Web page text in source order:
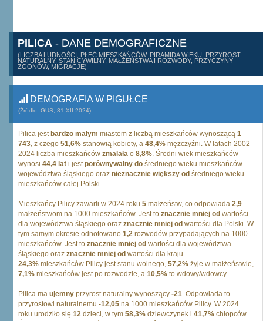
PILICA - DANE DEMOGRAFICZNE
(LICZBA LUDNOŚCI, PŁEĆ MIESZKAŃCÓW, PIRAMIDA WIEKU, PRZYROST
NATURALNY, STAN CYWILNY, MAŁŻEŃSTWA I ROZWODY, PRZYCZYNY
ZGONÓW, MIGRACJE)
DEMOGRAFIA W PIGUŁCE
(Źródło: GUS, 31.XII.2024)
Pilica jest bardzo małym miastem z liczbą mieszkańców wynoszącą 1
743, z czego 51,6% stanowią kobiety, a 48,4% mężczyźni. W latach 2002-
2024 liczba mieszkańców zmalała o 8,8%. Średni wiek mieszkańców
wynosi 44,4 lat i jestporównywalny do średniego wieku mieszkańców
województwa śląskiego oraz nieznacznie większy od średniego wieku
mieszkańców całej Polski.
Mieszkańcy Pilicy zawarli w 2024 roku 5 małżeństw, co odpowiada 2,9
małżeństwom na 1000 mieszkańców. Jest to znacznie mniej od wartości
dla województwa śląskiego oraz znacznie mniej od wartości dla Polski. W
tym samym okresie odnotowano 1,2 rozwodów przypadających na 1000
mieszkańców. Jest to znacznie mniej od wartości dla województwa
śląskiego oraz znacznie mniej od wartości dla kraju.
24,3% mieszkańców Pilicy jest stanu wolnego, 57,2% żyje w małżeństwie,
7,1% mieszkańców jest po rozwodzie, a 10,5% to wdowy/wdowcy.
Pilica ma ujemny przyrost naturalny wynoszący -21. Odpowiada to
przyrostowi naturalnemu -12,05 na 1000 mieszkańców Pilicy. W 2024
roku urodziło się 12 dzieci, w tym 58,3% dziewczynek i 41,7% chłopców.